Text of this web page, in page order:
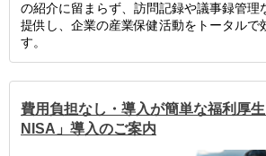
の紹介に留まらず、訪問記録や議事録管理
提供し、企業の産業保健活動をトータルで
す。
費用負担なし・導入が簡単な福利厚
NISA」導入のご案内